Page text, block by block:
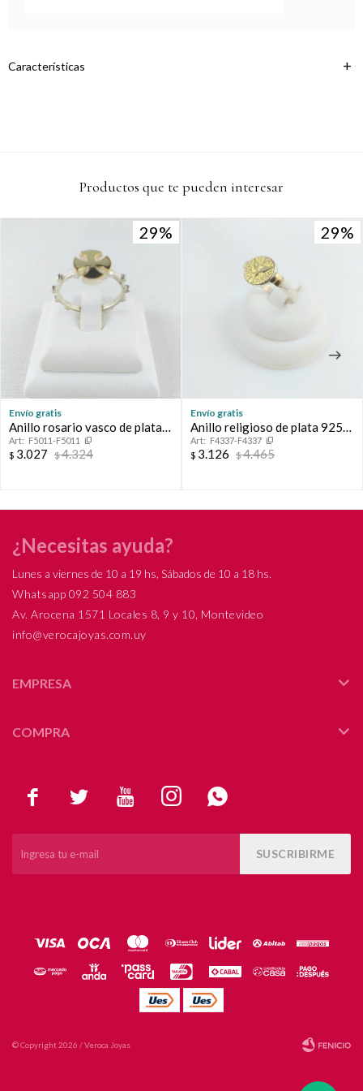
Características
Productos que te pueden interesar
29
29
Envío gratis
Anillo rosario vasco de plata
925 con la cruz en double de
oro 18 ktes. Tamaño de la cruz
F5011-F5011
$ 3.027 $4.324
29
29
Envío gratis
Anillo religioso de plata 925
con detalles de double en oro
18Ktes, Espiritu Santo 10mm,
F4337-F4337
$ 3.126 $4.465
    
SUSCRIBIRME
¿Necesitas ayuda?
Lunes a viernes de 10 a 19 hs, Sábados de 10 a 18 hs.
Whatsapp 092 504 883
Av. Arocena 1571 Locales 8, 9 y 10, Montevideo
info@verocajoyas.com.uy
EMPRESA
COMPRA
© Copyright 2026 / Veroca Joyas